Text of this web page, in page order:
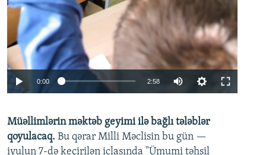
0:00 2:58
360p
480p
Müəllimlərin məktəb geyimi ilə bağlı tələblər
qoyulacaq. Bu qərar Milli Məclisin bu gün —
iyulun 7-də keçirilən iclasında "Ümumi təhsil